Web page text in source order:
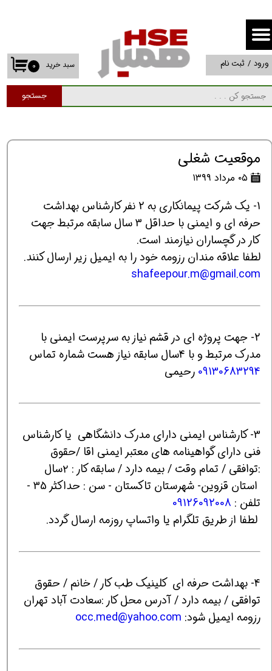
جستجو
۰ سبد خرید ورود / ثبت نام
حساب کاربری من
تغییر گذر واژه
سفارشات
موقعیت شغلی
۰۵ مرداد ۱۳۹۹
1- یک شرکت پیمانکاری به 2 نفر کارشناس بهداشت
حرفه ای و ایمنی با حداقل 3 سال سابقه مرتبط جهت
کار در گچساران نیازمند است.
لطفا علاقه مندان رزومه خود را به ایمیل زیر ارسال کنند.
shafeepour.m@gmail.com
2- جهت پروژه ای در قشم نیاز به سرپرست ایمنی با
مدرک مرتبط و با 4سال سابقه نیاز هست شماره تماس
09130683294 رحیمی
3- کارشناس ایمنی دارای مدرک دانشگاهی یا کارشناس
فنی دارای گواهینامه های معتبر ایمنی اقا /حقوق
:توافقی / تمام وقت / بیمه دارد / سابقه کار : ۲سال
استان قزوین- شهرستان تاکستان - سن : حداکثر 35 -
تلفن : 09126092008
لطفا از طریق تلگرام یا واتساپ روزمه ارسال گردد.
4- بهداشت حرفه ای کلینیک طب کار / خانم / حقوق
توافقی / بیمه دارد / آدرس محل کار :سعادت آباد تهران
رزومه ایمیل شود: occ.med@yahoo.com